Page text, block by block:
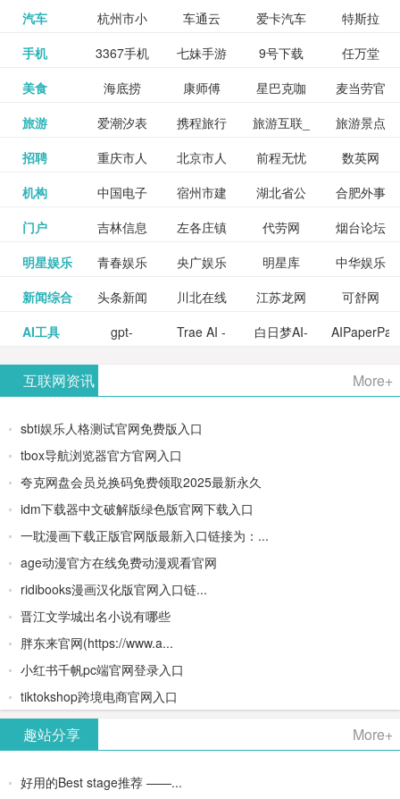
剧，顺便
打分、写
味，豆瓣
电影会推
荐好电影
给你。
辅助神器 网站
完结txt小
说-书本网
纸 华墙纸 产
格莱美墙
纸
更多>>
汽车 杭州市小
客车总量
调控管理
车通云 爱卡汽车
导购
特斯拉
百度有驾
网
更多>>
手机 3367手机
游戏
七妹手游 9号下载
任万堂
游戏邦
更多>>
美食 海底捞 康师傅 星巴克咖
啡
麦当劳官
网
心食谱网 更多>>
旅游 爱潮汐表 携程旅行
网
旅游互联_
景点门票
预订
旅游景点
点评-猫途
鹰
北京旅游
网
更多>>
招聘 重庆市人
力资源和
社会保障
北京市人
力资源和
社会保障
前程无忧
招聘网
数英网
聘才网
更多>>
机构 中国电子
检验检疫
业务网
宿州市建
委网
湖北省公
管局
合肥外事
办
湖北省粮
食局
更多>>
门户 吉林信息
网
左各庄镇
论坛
代劳网
烟台论坛
腾讯充值
中心
更多>>
明星娱乐 青春娱乐
网
央广娱乐
网,
明星库 中华娱乐
网
网易娱乐 更多>>
新闻综合 头条新闻 川北在线 江苏龙网
可舒网
巾帼网
更多>>
AI工具 gpt-
OpenAI最
新AI图像
生成器
Trae AI -
境/深度集
成
Doubao-
1.5-pro与
白日梦AI-
- AI论文写
高质量
PPT
互联网资讯 More+
sbti娱乐人格测试官网免费版入口
tbox导航浏览器官方官网入口
夸克网盘会员兑换码免费领取2025最新永久
idm下载器中文破解版绿色版官网下载入口
一耽漫画下载正版官网版最新入口链接为：...
age动漫官方在线免费动漫观看官网
ridibooks漫画汉化版官网入口链...
晋江文学城出名小说有哪些
胖东来官网(https://www.a...
小红书千帆pc端官网登录入口
tiktokshop跨境电商官网入口
趣站分享 More+
好用的Best stage推荐 ——...